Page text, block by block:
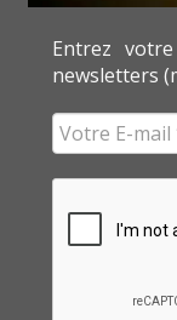
Entrez
newsletters